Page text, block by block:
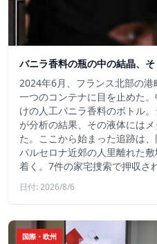
バニラ香料の瓶の中の結晶、
2024年6月、フランス北部の
一つのコンテナに目を止めた
けの人工バニラ香料のボトル
が分析の結果、その液体には
た。ここから始まった追跡は
バルセロナ近郊の人里離れた
着く。7件の家宅捜索で押収さ
日付: 2026/8/6
国際・欧州